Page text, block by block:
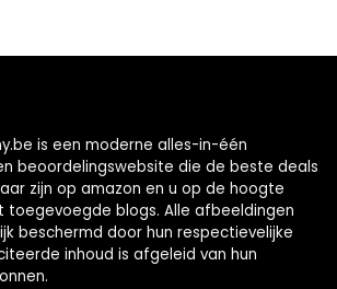
is een moderne alles-in-één
beoordelingswebsite die de beste deals
zijn op amazon en u op de hoogte
toegevoegde blogs. Alle afbeeldingen
beschermd door hun respectievelijke
inhoud is afgeleid van hun